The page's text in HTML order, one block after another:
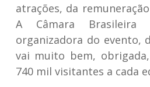
atrações, da
A Câmara Brasileira
organizadora do evento,
vai muito bem,
740 mil visitantes a cada